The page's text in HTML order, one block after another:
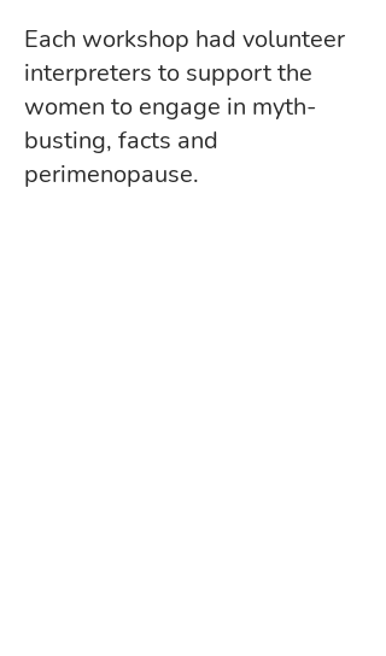
Each workshop had volunteer
interpreters to support the
women to engage in myth-
busting, facts and
perimenopause.